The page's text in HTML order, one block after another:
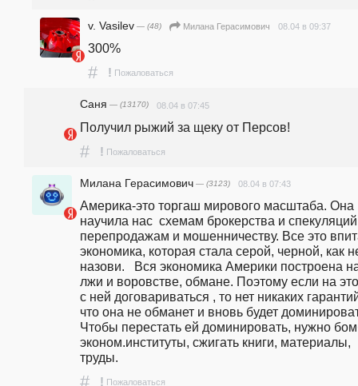
v. Vasilev — (48) Милана Герасимович 08.04 в 09:37
300%
# ! Пожаловаться
Саня — (13170) 08.04 в 07:45
Получил рыжий за щеку от Персов!
# ! Пожаловаться
Милана Герасимович — (3123) 08.04 в 07:43
Америка-это торгаш мирового масштаба. Она
научила нас  схемам брокерства и
перепродажам и мошенничеству. Все это
экономика, которая стала серой, черной, как
назови.   Вся экономика Америки построена
лжи и воровстве, обмане. Поэтому если на
с ней договариваться , то нет никаких
что она не обманет и вновь будет
Чтобы перестать ей доминировать, нужно
эконом.институты, сжигать книги, материалы,
труды.
# ! Пожаловаться